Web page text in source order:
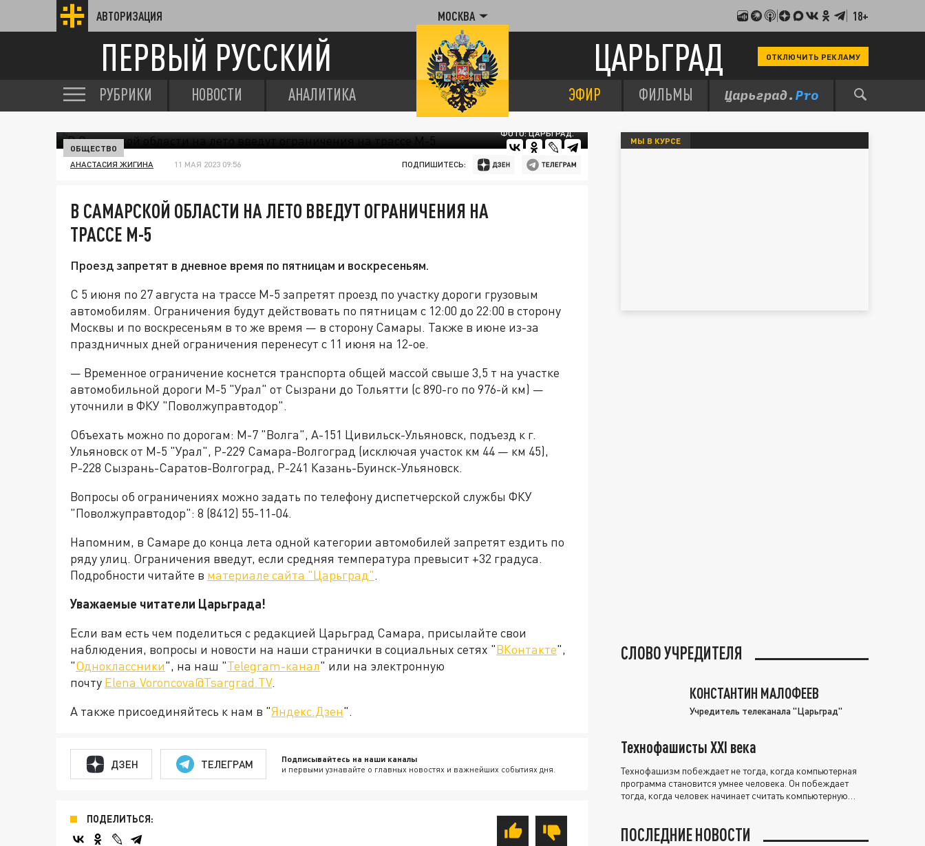
АВТОРИЗАЦИЯ МОСКВА 18+
ПЕРВЫЙ РУССКИЙ ЦАРЬГРАД ОТКЛЮЧИТЬ РЕКЛАМУ
РУБРИКИ НОВОСТИ АНАЛИТИКА ЭФИР ФИЛЬМЫ
ФОТО: ЦАРЬГРАД.
ОБЩЕСТВО
АНАСТАСИЯ ЖИГИНА 11 МАЯ 2023 09:56 ПОДПИШИТЕСЬ:
В САМАРСКОЙ ОБЛАСТИ НА ЛЕТО ВВЕДУТ ОГРАНИЧЕНИЯ НА
ТРАССЕ М-5
Проезд запретят в дневное время по пятницам и воскресеньям.
С 5 июня по 27 августа на трассе М-5 запретят проезд по участку дороги грузовым
автомобилям. Ограничения будут действовать по пятницам с 12:00 до 22:00 в сторону
Москвы и по воскресеньям в то же время — в сторону Самары. Также в июне из-за
праздничных дней ограничения перенесут с 11 июня на 12-ое.
— Временное ограничение коснется транспорта общей массой свыше 3,5 т на участке
автомобильной дороги М-5 "Урал" от Сызрани до Тольятти (с 890-го по 976-й км) —
уточнили в ФКУ "Поволжуправтодор".
Объехать можно по дорогам: М-7 "Волга", А-151 Цивильск-Ульяновск, подъезд к г.
Ульяновск от М-5 "Урал", Р-229 Самара-Волгоград (исключая участок км 44 — км 45),
Р-228 Сызрань-Саратов-Волгоград, Р-241 Казань-Буинск-Ульяновск.
Вопросы об ограничениях можно задать по телефону диспетчерской службы ФКУ
"Поволжуправтодор": 8 (8412) 55-11-04.
Напомним, в Самаре до конца лета одной категории автомобилей запретят ездить по
ряду улиц. Ограничения введут, если средняя температура превысит +32 градуса.
Подробности читайте в материале сайта "Царьград".
Уважаемые читатели Царьграда!
Если вам есть чем поделиться с редакцией Царьград Самара, присылайте свои
наблюдения, вопросы и новости на наши странички в социальных сетях "ВКонтакте",
"Одноклассники", на наш "Telegram-канал" или на электронную
почту Elena.Voroncova@Tsargrad.TV.
А также присоединяйтесь к нам в "Яндекс.Дзен".
ДЗЕН ТЕЛЕГРАМ Подписывайтесь на наши каналы
и первыми узнавайте о главных новостях и важнейших событиях дня.
ПОДЕЛИТЬСЯ:
МЫ В КУРСЕ
СЛОВО УЧРЕДИТЕЛЯ
КОНСТАНТИН МАЛОФЕЕВ
Учредитель телеканала "Царьград"
Технофашисты XXI века
Технофашизм побеждает не тогда, когда компьютерная
программа становится умнее человека. Он побеждает
тогда, когда человек начинает считать компьютерную
ПОСЛЕДНИЕ НОВОСТИ